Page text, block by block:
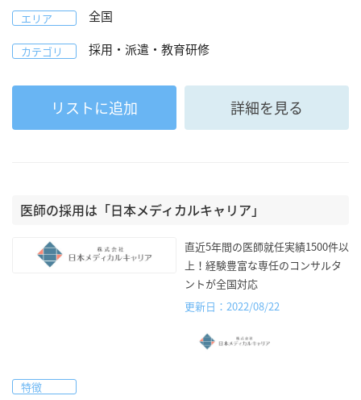
エリア 全国
カテゴリ 採用・派遣・教育研修
リストに追加 詳細を見る
医師の採用は「日本メディカルキャリア」
直近5年間の医師就任実績1500件以
上！経験豊富な専任のコンサルタ
ントが全国対応
更新日：2022/08/22
特徴